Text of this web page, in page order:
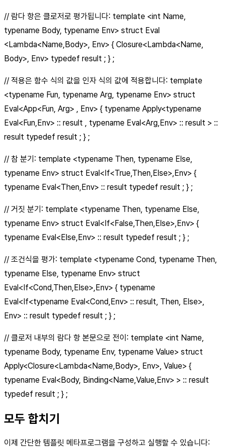
// 람다 항은 클로저로 평가됩니다: template <int Name,
typename Body, typename Env> struct Eval
<Lambda<Name,Body>, Env> { Closure<Lambda<Name,
Body>, Env> typedef result ; } ;
// 적용은 함수 식의 값을 인자 식의 값에 적용합니다: template
<typename Fun, typename Arg, typename Env> struct
Eval<App<Fun, Arg> , Env> { typename Apply<typename
Eval<Fun,Env> :: result , typename Eval<Arg,Env> :: result > ::
result typedef result ; } ;
// 참 분기: template <typename Then, typename Else,
typename Env> struct Eval<If<True,Then,Else>,Env> {
typename Eval<Then,Env> :: result typedef result ; } ;
// 거짓 분기: template <typename Then, typename Else,
typename Env> struct Eval<If<False,Then,Else>,Env> {
typename Eval<Else,Env> :: result typedef result ; } ;
// 조건식을 평가: template <typename Cond, typename Then,
typename Else, typename Env> struct
Eval<If<Cond,Then,Else>,Env> { typename
Eval<If<typename Eval<Cond,Env> :: result, Then, Else>,
Env> :: result typedef result ; } ;
// 클로저 내부의 람다 항 본문으로 전이: template <int Name,
typename Body, typename Env, typename Value> struct
Apply<Closure<Lambda<Name,Body>, Env>, Value> {
typename Eval<Body, Binding<Name,Value,Env> > :: result
typedef result ; } ;
모두 합치기
이제 간단한 템플릿 메타프로그램을 구성하고 실행할 수 있습니다: